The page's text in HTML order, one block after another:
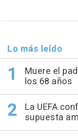
Lo más leído
Muere el
los 68 años
La UEFA
supuesta